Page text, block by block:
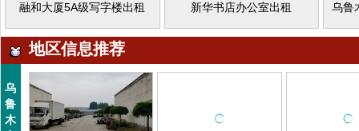
融和大厦5A级写字楼出租 新华书店办公室出租
地区信息推荐
乌
鲁
木